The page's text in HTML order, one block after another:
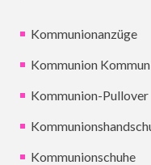
Kommunionanzüge
Kommunion
Kommunion-Pullover
Kommunionschuhe